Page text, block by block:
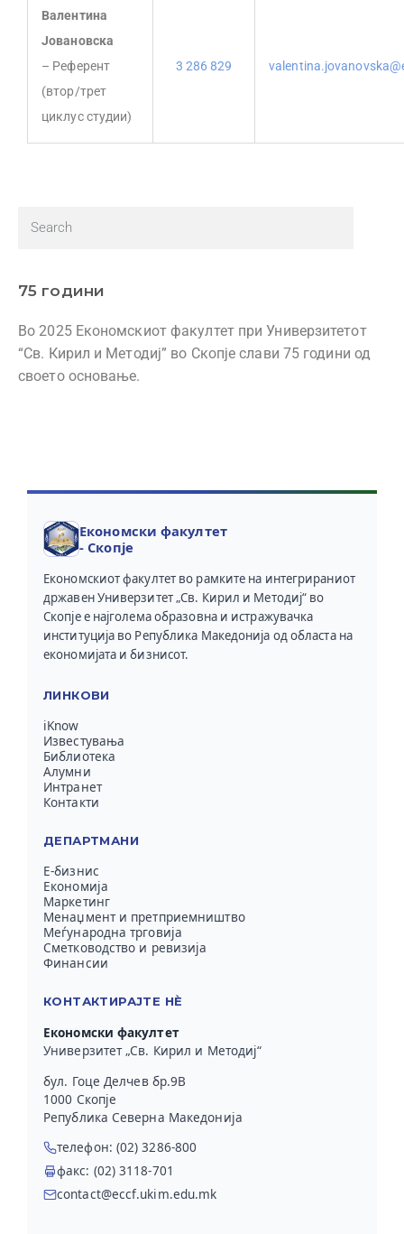
Валентина
Јовановска
– Референт
(втор/трет
циклус студии)
3 286 829
75 години
Во 2025 Економскиот факултет при Универзитетот
“Св. Кирил и Методиј” во Скопје слави 75 години од
своето основање.
Економски факултет
- Скопје
Економскиот факултет во рамките на интегрираниот
државен Универзитет „Св. Кирил и Методиј“ во
Скопје е најголема образовна и истражувачка
институција во Република Македонија од областа на
економијата и бизнисот.
ЛИНКОВИ
iKnow
Известувања
Библиотека
Алумни
Интранет
Контакти
ДЕПАРТМАНИ
Е-бизнис
Економија
Маркетинг
Менаџмент и претприемништво
Меѓународна трговија
Сметководство и ревизија
Финансии
КОНТАКТИРАЈТЕ НЀ
Економски факултет
Универзитет „Св. Кирил и Методиј“
бул. Гоце Делчев бр.9В
1000 Скопје
Република Северна Македонија
телефон: (02) 3286-800
факс: (02) 3118-701
contact@eccf.ukim.edu.mk